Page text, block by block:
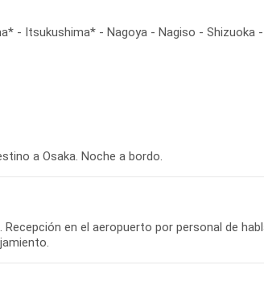
- Itsukushima* - Nagoya - Nagiso - Shizuoka
a Osaka. Noche a bordo.
Recepción en el aeropuerto por personal de